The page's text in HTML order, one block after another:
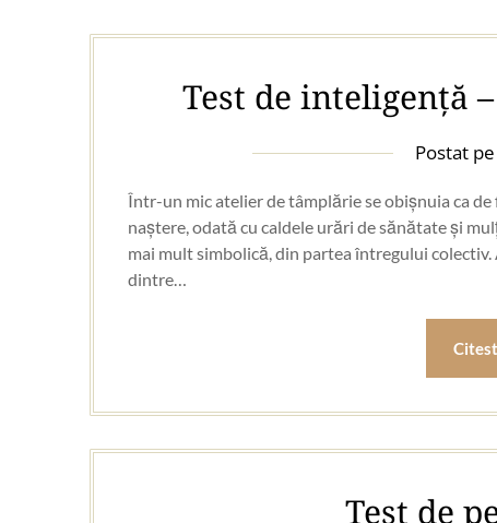
Test de inteligență
Postat pe
Într-un mic atelier de tâmplărie se obișnuia ca
naștere, odată cu caldele urări de sănătate și
mai mult simbolică, din partea întregului
dintre…
Test de